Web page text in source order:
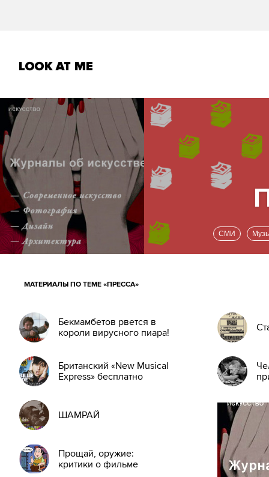
СМИ
МАТЕРИАЛЫ ПО ТЕМЕ «ПРЕССА»
Бекмамбетов рвется в
короли вирусного пиара!
Британский «New Musical
Express» бесплатно
ШАМРАЙ
Прощай, оружие:
критики о фильме